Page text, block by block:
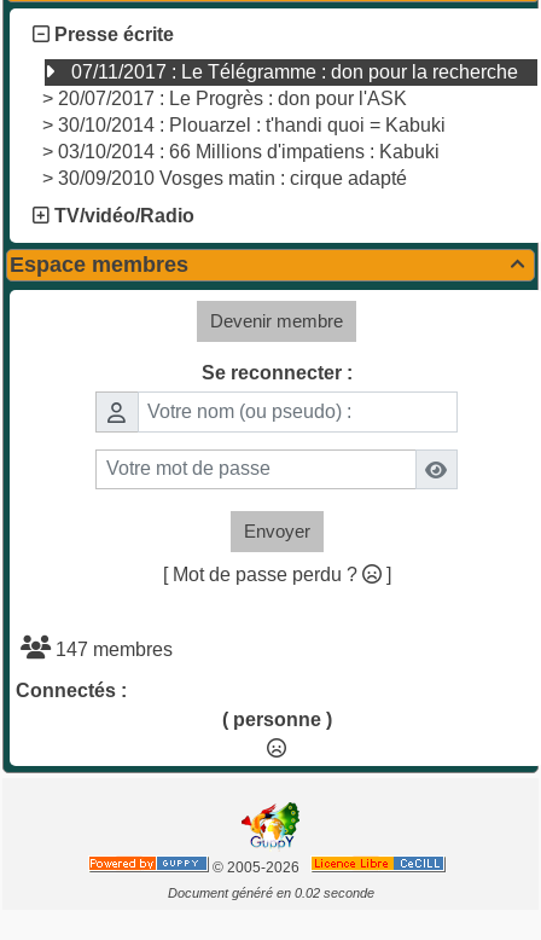
Presse écrite
07/11/2017 : Le Télégramme : don pour la recherche
> 20/07/2017 : Le Progrès : don pour l'ASK
> 30/10/2014 : Plouarzel : t'handi quoi = Kabuki
> 03/10/2014 : 66 Millions d'impatiens : Kabuki
> 30/09/2010 Vosges matin : cirque adapté
TV/vidéo/Radio

Espace membres
Devenir membre
Se reconnecter :
Envoyer
[ Mot de passe perdu ? ]
147 membres
Connectés :
( personne )
© 2005-2026
Document généré en 0.02 seconde